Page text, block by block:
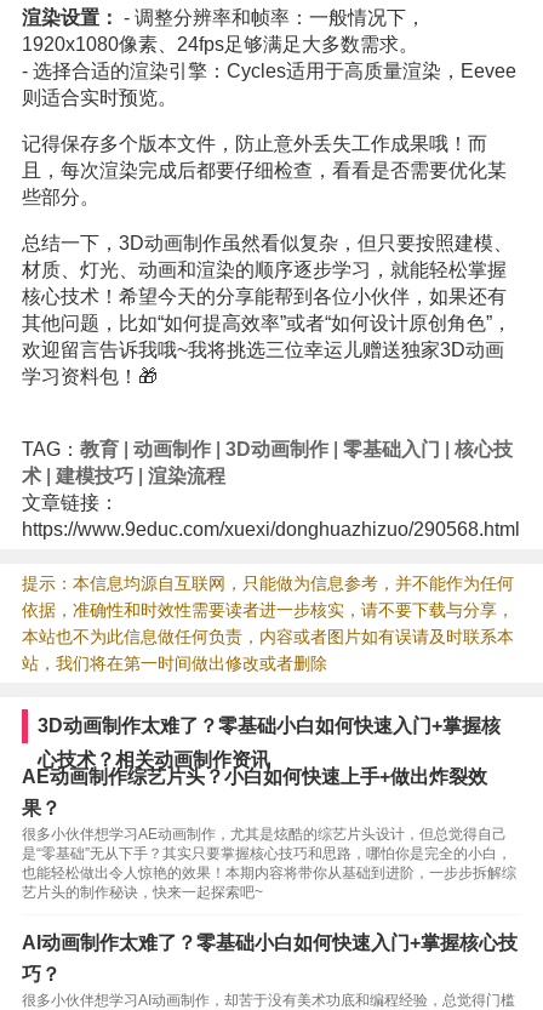
渲染设置： - 调整分辨率和帧率：一般情况下，
1920x1080像素、24fps足够满足大多数需求。
- 选择合适的渲染引擎：Cycles适用于高质量渲染，Eevee
则适合实时预览。
记得保存多个版本文件，防止意外丢失工作成果哦！而
且，每次渲染完成后都要仔细检查，看看是否需要优化某
些部分。
总结一下，3D动画制作虽然看似复杂，但只要按照建模、
材质、灯光、动画和渲染的顺序逐步学习，就能轻松掌握
核心技术！希望今天的分享能帮到各位小伙伴，如果还有
其他问题，比如“如何提高效率”或者“如何设计原创角色”，
欢迎留言告诉我哦~我将挑选三位幸运儿赠送独家3D动画
学习资料包！🎁
TAG： 教育| 动画制作| 3D动画制作| 零基础入门
核心技
术| 建模技巧| 渲染流程
文章链接：
https://www.9educ.com/xuexi/donghuazhizuo/290568.html
提示：本信息均源自互联网，只能做为信息参考，并不能作为任何
依据，准确性和时效性需要读者进一步核实，请不要下载与分享，
本站也不为此信息做任何负责，内容或者图片如有误请及时联系本
站，我们将在第一时间做出修改或者删除
3D动画制作太难了？零基础小白如何快速入门+掌握核
心技术？相关动画制作资讯
AE动画制作综艺片头？小白如何快速上手+做出炸裂效
果？
很多小伙伴想学习AE动画制作，尤其是炫酷的综艺片头设计，但总觉得自己
是“零基础”无从下手？其实只要掌握核心技巧和思路，哪怕你是完全的小白，
也能轻松做出令人惊艳的效果！本期内容将带你从基础到进阶，一步步拆解综
艺片头的制作秘诀，快来一起探索吧~
AI动画制作太难了？零基础小白如何快速入门+掌握核心技
巧？
很多小伙伴想学习AI动画制作，却苦于没有美术功底和编程经验，总觉得门槛